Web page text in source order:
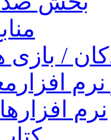
/
افزار
نرم